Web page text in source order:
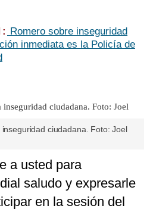
Romero sobre inseguridad
inmediata es la Policía de
ciudadana. Foto: Joel
a usted para
saludo y expresarle
en la sesión del